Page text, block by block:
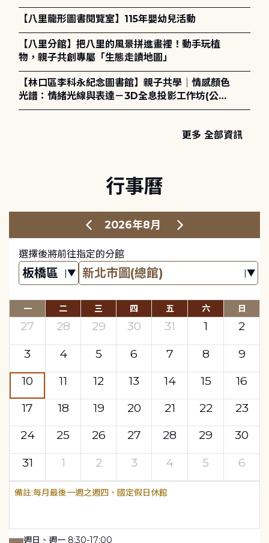
電章魚》
【八里龍形圖書閱覽室】115年嬰幼兒活動
【八里分館】把八里的風景拼進畫裡！動手玩植
物，親子共創專屬「生態走讀地圖」
【林口區李科永紀念圖書館】親子共學｜情感顏色
光譜：情緒光線與表達－3D全息投影工作坊(公布
錄取名單)
更多 全部資訊
行事曆
2026年8月
選擇後將前往指定的分館
一 二 三 四 五 六 日
27 28 29 30 31 1
2
3
4 5 6 7 8
9
10
11 12 13 14 15
16
17
18 19 20 21 22
23
24
25 26 27 28 29
30
31
1 2 3 4 5 6
每月最後一週之週四、國定假日休館
週日、週一 8:30-17:00